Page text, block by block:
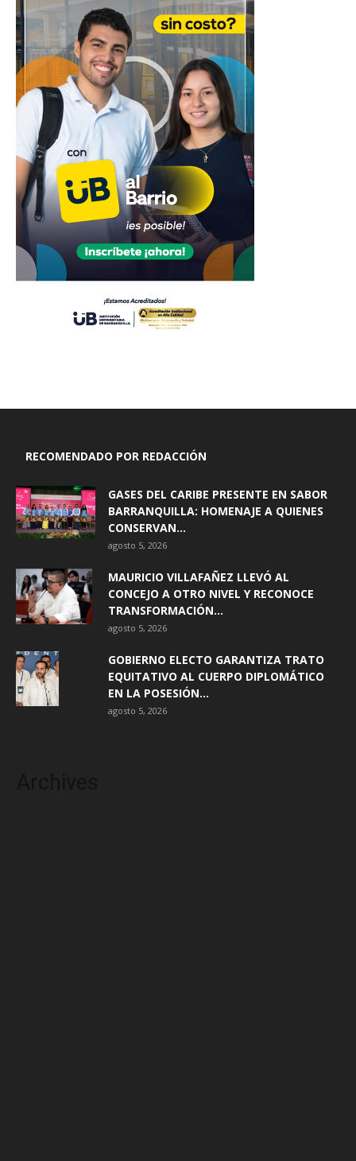
RECOMENDADO POR REDACCIÓN
GASES DEL CARIBE PRESENTE EN SABOR
BARRANQUILLA: HOMENAJE A QUIENES
CONSERVAN...
agosto 5, 2026
MAURICIO VILLAFAÑEZ LLEVÓ AL
CONCEJO A OTRO NIVEL Y RECONOCE
TRANSFORMACIÓN...
agosto 5, 2026
GOBIERNO ELECTO GARANTIZA TRATO
EQUITATIVO AL CUERPO DIPLOMÁTICO
EN LA POSESIÓN...
agosto 5, 2026